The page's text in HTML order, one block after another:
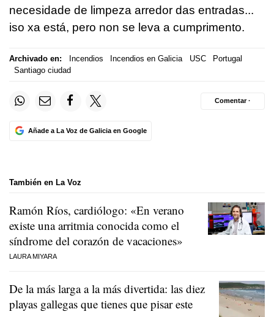
necesidade de limpeza arredor das entradas...
iso xa está, pero non se leva a cumprimento.
Archivado en: Incendios Incendios en Galicia USC
Portugal
Santiago ciudad
Añade a La Voz de Galicia en Google
Comentar ·
También en La Voz
Ramón Ríos, cardiólogo: «En verano
existe una arritmia conocida como el
síndrome del corazón de vacaciones»
LAURA MIYARA
De la más larga a la más divertida: las diez
playas gallegas que tienes que pisar este